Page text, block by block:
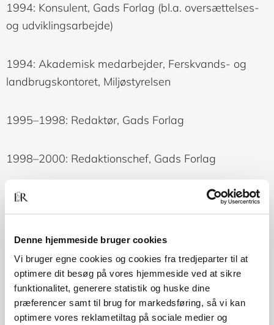
Denne hjemmeside bruger cookies
Vi bruger egne cookies og cookies fra tredjeparter til at
optimere dit besøg på vores hjemmeside ved at sikre
funktionalitet, generere statistik og huske dine
præferencer samt til brug for markedsføring, så vi kan
optimere vores reklametiltag på sociale medier og
1994: Konsulent, Gads Forlag (bl.a. oversættelses-
og udviklingsarbejde)
1994: Akademisk medarbejder, Ferskvands- og
landbrugskontoret, Miljøstyrelsen
1995–1998: Redaktør, Gads Forlag
1998–2000: Redaktionschef, Gads Forlag
2000–2003: Redaktionschef, Gyldendal Fakta
2003–2011: Direktør, Gyldendal Fakta
2011–nu: Administrerende direktør, Lindhardt og
Ringhof